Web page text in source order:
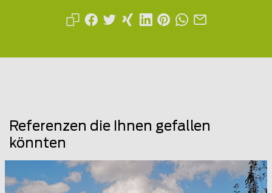
Referenzen die Ihnen gefallen
könnten